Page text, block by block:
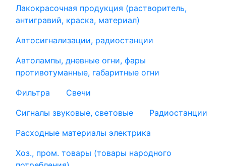
Лакокрасочная продукция (растворитель,
антигравий, краска, материал)
Автосигнализации, радиостанции
Автолампы, дневные огни, фары
противотуманные, габаритные огни
Фильтра
Свечи
Сигналы звуковые, световые
Радиостанции
Расходные материалы электрика
Хоз., пром. товары (товары народного